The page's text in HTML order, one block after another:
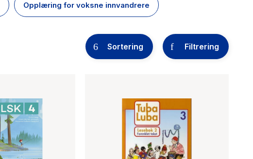
Opplæring for voksne innvandrere
Filtrering
Sortering